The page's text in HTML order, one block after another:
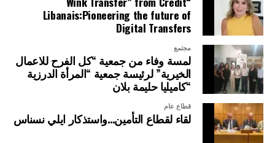
Libanais:Pioneering the future of
Digital Transfers
مجتمع
لمسة وفاء من جمعية “كل الفرح للاعمال
الخيرية” لرئيسة جمعية “المرأة الدرزية
“كاميليا حليمة بلان
قطاع عام
لقاء لقطاع التأمين…واستذكار ايلي نسناس